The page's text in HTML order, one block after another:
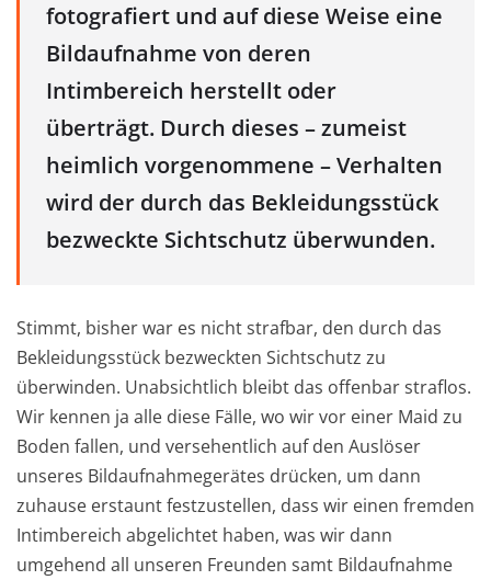
fotografiert und auf diese Weise eine
Bildaufnahme von deren
Intimbereich herstellt oder
überträgt. Durch dieses – zumeist
heimlich vorgenommene – Verhalten
wird der durch das Bekleidungsstück
bezweckte Sichtschutz überwunden.
Stimmt, bisher war es nicht strafbar, den durch das
Bekleidungsstück bezweckten Sichtschutz zu
überwinden. Unabsichtlich bleibt das offenbar straflos.
Wir kennen ja alle diese Fälle, wo wir vor einer Maid zu
Boden fallen, und versehentlich auf den Auslöser
unseres Bildaufnahmegerätes drücken, um dann
zuhause erstaunt festzustellen, dass wir einen fremden
Intimbereich abgelichtet haben, was wir dann
umgehend all unseren Freunden samt Bildaufnahme